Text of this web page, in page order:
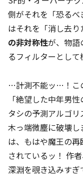
側がそれを「恐る
はそれを「消し去
の非対称性が、物語
るフィルターとして
…計測不能ッ…！こ
「絶望した中年男
タシの予測アルゴ
木っ端微塵に破壊
は、もはや魔王の
されているッ！ 作
深淵を覗き込みす